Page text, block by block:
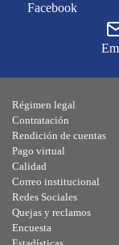
Facebook
Régimen legal
Contratación
Rendición de cuentas
Pago virtual
Calidad
Correo institucional
Redes Sociales
Quejas y reclamos
Encuesta